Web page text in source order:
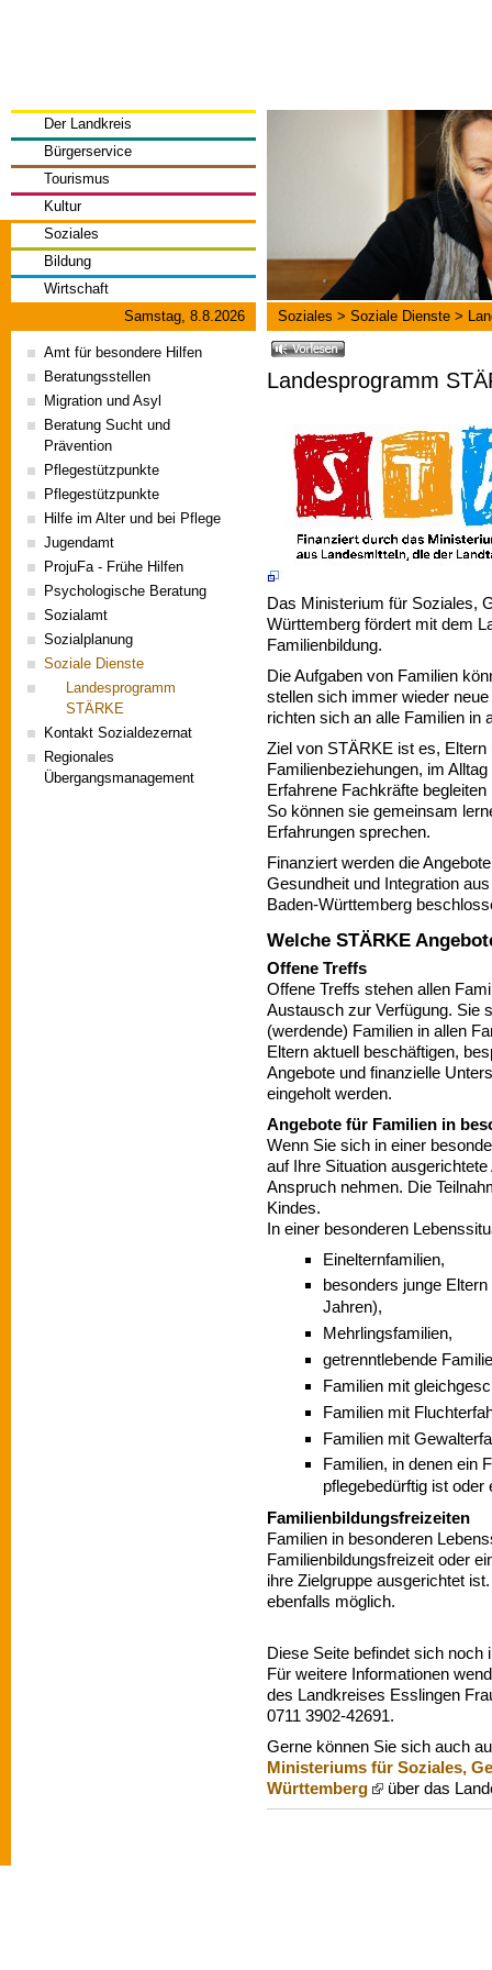
Der Landkreis
Bürgerservice
Tourismus
Kultur
Soziales
Bildung
Wirtschaft
Samstag, 8.8.2026
Soziales > Soziale Dienste>
Amt für besondere Hilfen
Beratungsstellen
Migration und Asyl
Beratung Sucht und
Prävention
Pflegestützpunkte
Pflegestützpunkte
Hilfe im Alter und bei Pflege
Jugendamt
ProjuFa - Frühe Hilfen
Psychologische Beratung
Sozialamt
Sozialplanung
Soziale Dienste
Landesprogramm
STÄRKE
Kontakt Sozialdezernat
Regionales
Übergangsmanagement
Landesprogramm
Das Ministerium für Soziales,
Württemberg fördert mit dem
Familienbildung.
Die Aufgaben von Familien
stellen sich immer wieder
richten sich an alle Familien in
Ziel von STÄRKE ist es,
Familienbeziehungen, im
Erfahrene Fachkräfte
So können sie gemeinsam
Erfahrungen sprechen.
Finanziert werden die
Gesundheit und Integration
Baden-Württemberg
Welche STÄRKE
Offene Treffs
Offene Treffs stehen allen
Austausch zur Verfügung. Sie
(werdende) Familien in allen
Eltern aktuell beschäftigen,
Angebote und finanzielle
eingeholt werden.
Angebote für Familien in
Wenn Sie sich in einer
auf Ihre Situation
Anspruch nehmen. Die
Kindes.
In einer besonderen
Einelternfamilien,
besonders junge
Jahren),
Mehrlingsfamilien,
getrenntlebende
Familien mit
Familien mit
Familien mit
Familien, in denen ein
pflegebedürftig ist oder
Familienbildungsfreizeiten
Familien in besonderen
Familienbildungsfreizeit oder
ihre Zielgruppe ausgerichtet
ebenfalls möglich.
Diese Seite befindet sich noch
Für weitere Informationen
des Landkreises Esslingen
0711 3902-42691.
Gerne können Sie sich auch
Ministeriums für Soziales,
Württemberg
über das